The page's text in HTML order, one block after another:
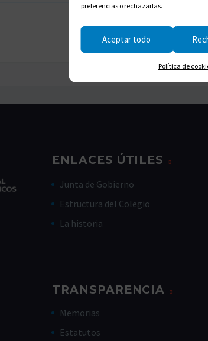
preferencias o rechazarlas.
Aceptar todo
Política de
ENLACES ÚTILES
Junta de Gobierno
Estructura del Colegio
La historia
TRANSPARENCIA
Memorias
Estatutos